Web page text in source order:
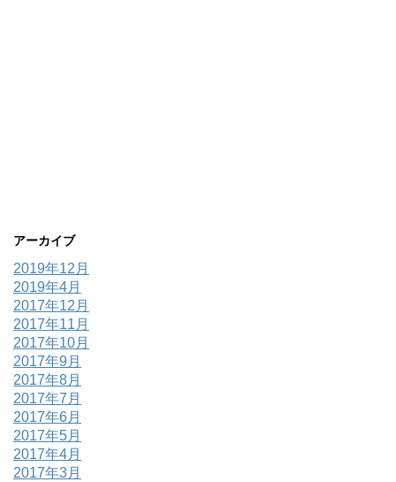
アーカイブ
2019年12月
2019年4月
2017年12月
2017年11月
2017年10月
2017年9月
2017年8月
2017年7月
2017年6月
2017年5月
2017年4月
2017年3月